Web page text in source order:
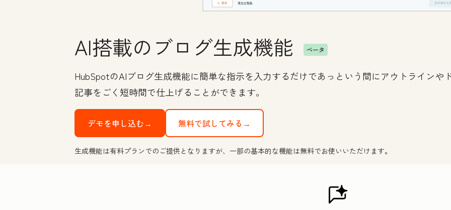
AI搭載のブログ生成機能 ベータ
HubSpotのAIブログ生成機能に簡単な指示を入力するだけであっという間にアウトラインや
記事をごく短時間で仕上げることができます。
デモを申し込む→ 無料で試してみる→
生成機能は有料プランでのご提供となりますが、一部の基本的な機能は無料でお使いいただけます。